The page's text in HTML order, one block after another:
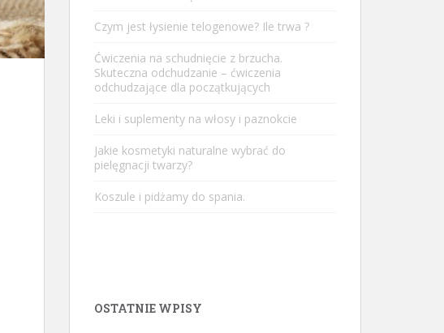
Czym jest łysienie telogenowe? Ile trwa ?
Ćwiczenia na schudnięcie z brzucha.
Skuteczna odchudzanie – ćwiczenia
odchudzające dla początkujących
Leki i suplementy na włosy i paznokcie
Jakie kosmetyki naturalne wybrać do
pielęgnacji twarzy?
Koszule i pidżamy do spania.
OSTATNIE WPISY